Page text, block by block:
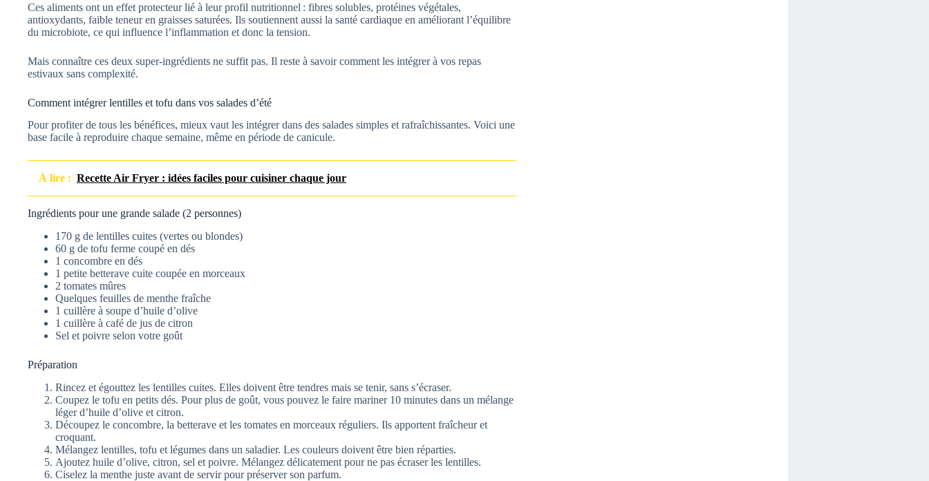
Ces aliments ont un effet protecteur lié à leur profil nutritionnel : fibres solubles, protéines végétales,
antioxydants, faible teneur en graisses saturées. Ils soutiennent aussi la santé cardiaque en améliorant l’équilibre
du microbiote, ce qui influence l’inflammation et donc la tension.
Mais connaître ces deux super‑ingrédients ne suffit pas. Il reste à savoir comment les intégrer à vos repas
estivaux sans complexité.
Comment intégrer lentilles et tofu dans vos salades d’été
Pour profiter de tous les bénéfices, mieux vaut les intégrer dans des salades simples et rafraîchissantes. Voici une
base facile à reproduire chaque semaine, même en période de canicule.
À lire : Recette Air Fryer : idées faciles pour cuisiner chaque jour
Ingrédients pour une grande salade (2 personnes)
170 g de lentilles cuites (vertes ou blondes)
60 g de tofu ferme coupé en dés
1 concombre en dés
1 petite betterave cuite coupée en morceaux
2 tomates mûres
Quelques feuilles de menthe fraîche
1 cuillère à soupe d’huile d’olive
1 cuillère à café de jus de citron
Sel et poivre selon votre goût
Préparation
Rincez et égouttez les lentilles cuites. Elles doivent être tendres mais se tenir, sans s’écraser.
Coupez le tofu en petits dés. Pour plus de goût, vous pouvez le faire mariner 10 minutes dans un mélange
léger d’huile d’olive et citron.
Découpez le concombre, la betterave et les tomates en morceaux réguliers. Ils apportent fraîcheur et
croquant.
Mélangez lentilles, tofu et légumes dans un saladier. Les couleurs doivent être bien réparties.
Ajoutez huile d’olive, citron, sel et poivre. Mélangez délicatement pour ne pas écraser les lentilles.
Ciselez la menthe juste avant de servir pour préserver son parfum.